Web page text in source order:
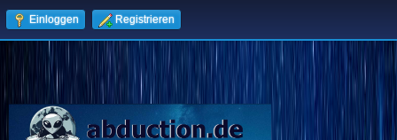
Einloggen Registrieren